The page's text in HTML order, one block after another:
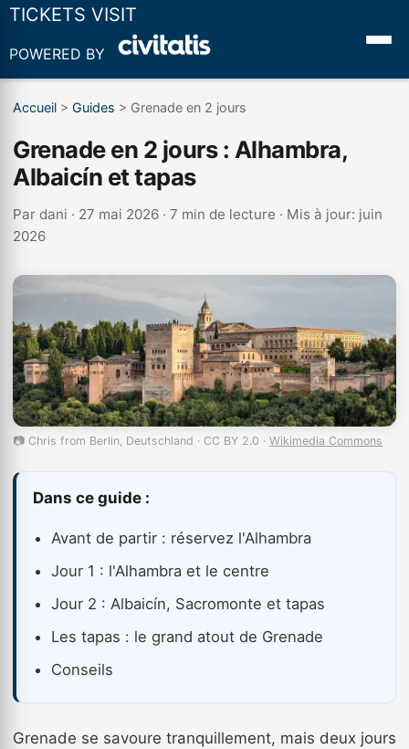
TICKETS VISIT
POWERED BY
Accueil > Guides > Grenade en 2 jours
Grenade en 2 jours : Alhambra,
Albaicín et tapas
Par dani · 27 mai 2026 · 7 min de lecture · Mis à jour: juin
2026
📷 Chris from Berlin, Deutschland · CC BY 2.0 · Wikimedia Commons
Dans ce guide :
Avant de partir : réservez l'Alhambra
Jour 1 : l'Alhambra et le centre
Jour 2 : Albaicín, Sacromonte et tapas
Les tapas : le grand atout de Grenade
Conseils
Grenade se savoure tranquillement, mais deux jours